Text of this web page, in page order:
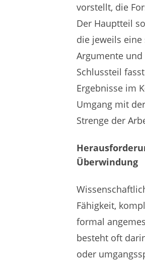
vorstellt, die
Der Hauptteil
die jeweils
Argumente
Schlussteil
Ergebnisse im
Umgang mit
Strenge der
Überwindung
Fähigkeit,
formal
besteht oft
oder